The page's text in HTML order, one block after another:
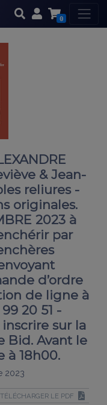
0
& Jean-
reliures -
originales.
2023 à
par
d’ordre
de ligne à
20 51 -
sur la
Bid. Avant le
à 18h00.
2023
TÉLÉCHARGER LE PDF